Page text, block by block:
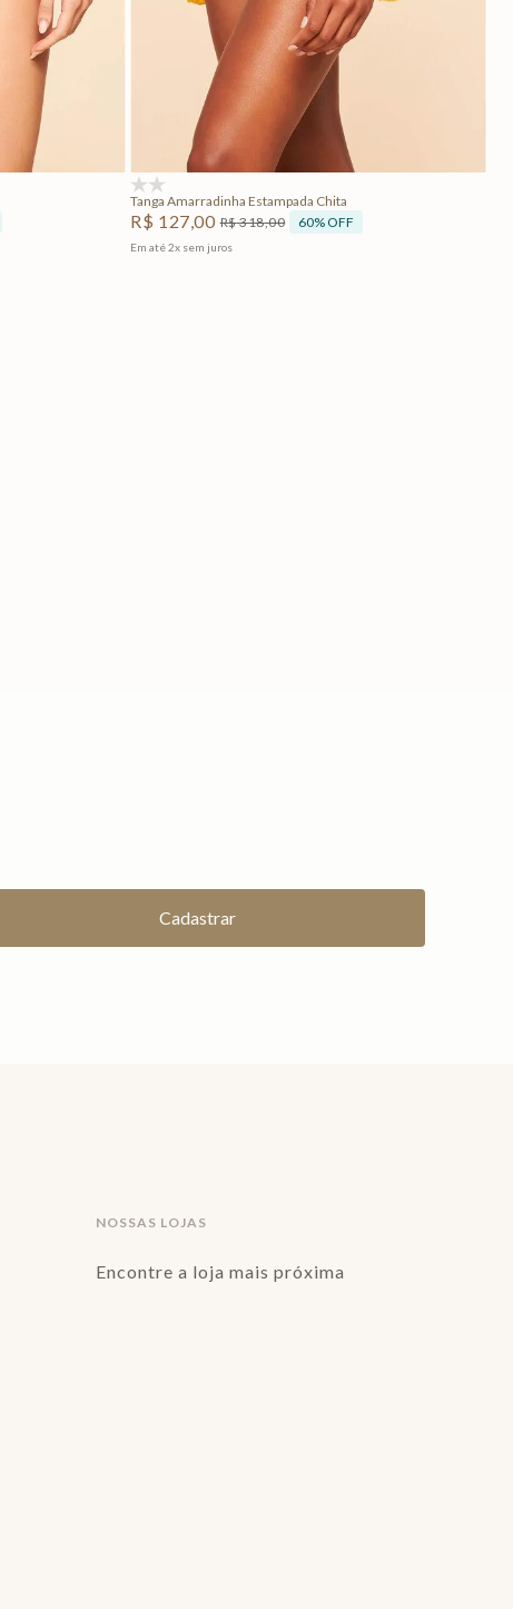
P M G
Adicionar na sacola
Tanga Amarradinha Estampada Chita
R$ 127,00 R$318,00 60% OFF
Em até2x sem juros
NOSSAS LOJAS
Encontre a loja mais próxima